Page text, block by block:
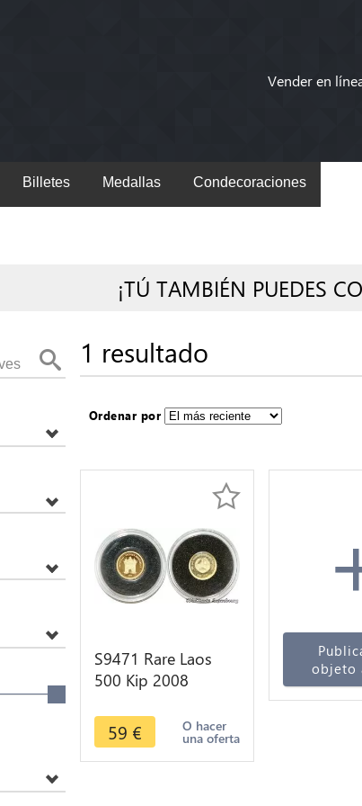
Vender en
Billetes Medallas Condecoraciones
¡TÚ TAMBIÉN PUEDES
1 resultado
Ordenar por
S9471 Rare Laos
500 Kip 2008
République Or Gold
PF BE
59 € O hacer
una oferta
objeto